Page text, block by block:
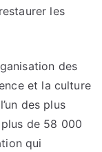
les
des
et la culture
des plus
plus de 58 000
qui